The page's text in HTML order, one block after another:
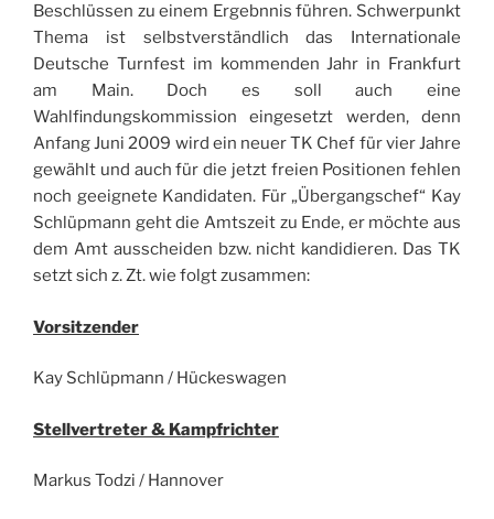
Beschlüssen zu einem Ergebnnis führen. Schwerpunkt
Thema ist selbstverständlich das Internationale
Deutsche Turnfest im kommenden Jahr in Frankfurt
am Main. Doch es soll auch eine
Wahlfindungskommission eingesetzt werden, denn
Anfang Juni 2009 wird ein neuer TK Chef für vier Jahre
gewählt und auch für die jetzt freien Positionen fehlen
noch geeignete Kandidaten. Für „Übergangschef“ Kay
Schlüpmann geht die Amtszeit zu Ende, er möchte aus
dem Amt ausscheiden bzw. nicht kandidieren. Das TK
setzt sich z. Zt. wie folgt zusammen:
Vorsitzender
Kay Schlüpmann / Hückeswagen
Stellvertreter & Kampfrichter
Markus Todzi / Hannover